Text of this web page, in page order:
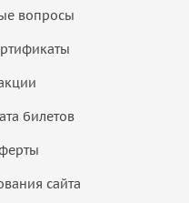
вопросы
билетов
сайта